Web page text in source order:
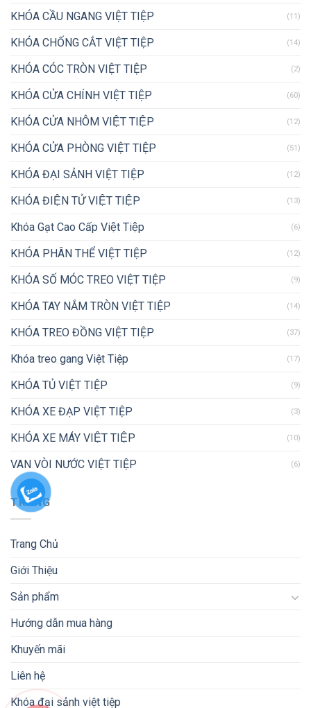
KHÓA CẦU NGANG VIỆT TIỆP (11)
KHÓA CHỐNG CẮT VIỆT TIỆP (14)
KHÓA CÓC TRÒN VIỆT TIỆP (2)
KHÓA CỬA CHÍNH VIỆT TIỆP (60)
KHÓA CỬA NHÔM VIỆT TIỆP (12)
KHÓA CỬA PHÒNG VIỆT TIỆP (51)
KHÓA ĐẠI SẢNH VIỆT TIỆP (12)
KHÓA ĐIỆN TỬ VIỆT TIỆP (13)
Khóa Gạt Cao Cấp Việt Tiệp (6)
KHÓA PHÂN THỂ VIỆT TIỆP (12)
KHÓA SỐ MÓC TREO VIỆT TIỆP (9)
KHÓA TAY NẮM TRÒN VIỆT TIỆP (14)
KHÓA TREO ĐỒNG VIỆT TIỆP (37)
Khóa treo gang Việt Tiệp (17)
KHÓA TỦ VIỆT TIỆP (9)
KHÓA XE ĐẠP VIỆT TIỆP (3)
KHÓA XE MÁY VIỆT TIỆP (10)
VAN VÒI NƯỚC VIỆT TIỆP (6)
TRANG
Trang Chủ
Giới Thiệu
Sản phẩm
Hướng dẫn mua hàng
Khuyến mãi
Liên hệ
Khóa đại sảnh việt tiệp